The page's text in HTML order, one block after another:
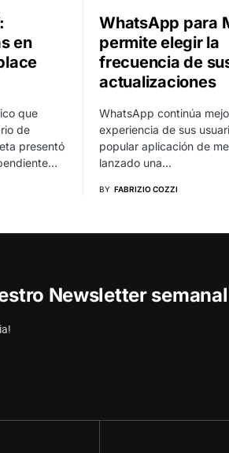
en
que
de
presentó
WhatsApp para
permite elegir la
frecuencia de
actualizaciones
WhatsApp continúa
experiencia de sus
popular aplicación de
lanzado una…
BY FABRIZIO COZZI
Newsletter semanal